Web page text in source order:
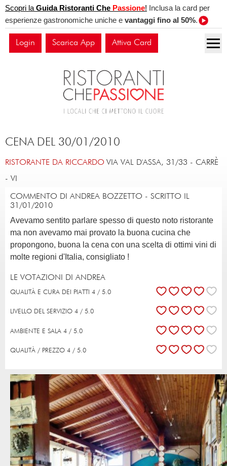
Scopri la Guida Ristoranti Che Passione! Inclusa la card per
esperienze gastronomiche uniche e vantaggi fino al 50%.
Login Scarica App Attiva Card
CENA DEL 30/01/2010
RISTORANTE DA RICCARDO VIA VAL D'ASSA, 31/33 - CARRÈ
- VI
COMMENTO DI ANDREA BOZZETTO - SCRITTO IL
31/01/2010
Avevamo sentito parlare spesso di questo noto ristorante
ma non avevamo mai provato la buona cucina che
propongono, buona la cena con una scelta di ottimi vini di
molte regioni d'Italia, consigliato !
LE VOTAZIONI DI ANDREA
QUALITÀ E CURA DEI PIATTI 4 / 5.0
LIVELLO DEL SERVIZIO 4 / 5.0
AMBIENTE E SALA 4 / 5.0
QUALITÀ / PREZZO 4 / 5.0